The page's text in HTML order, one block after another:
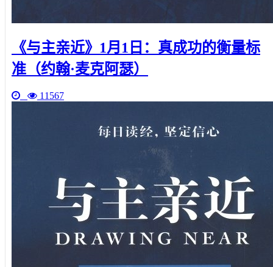
《与主亲近》1月1日：真成功的衡量标
准（约翰·麦克阿瑟）
11567